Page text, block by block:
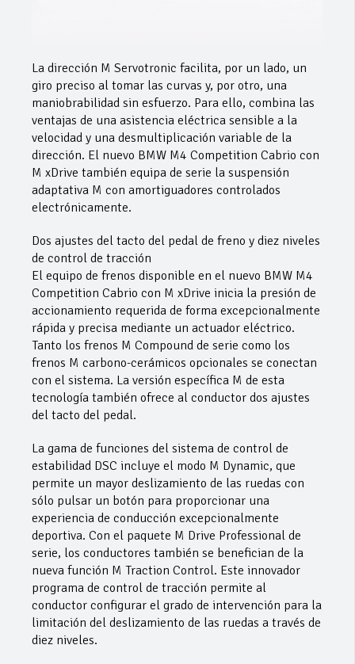
La dirección M Servotronic facilita, por un lado, un
giro preciso al tomar las curvas y, por otro, una
maniobrabilidad sin esfuerzo. Para ello, combina las
ventajas de una asistencia eléctrica sensible a la
velocidad y una desmultiplicación variable de la
dirección. El nuevo BMW M4 Competition Cabrio con
M xDrive también equipa de serie la suspensión
adaptativa M con amortiguadores controlados
electrónicamente.
Dos ajustes del tacto del pedal de freno y diez niveles
de control de tracción
El equipo de frenos disponible en el nuevo BMW M4
Competition Cabrio con M xDrive inicia la presión de
accionamiento requerida de forma excepcionalmente
rápida y precisa mediante un actuador eléctrico.
Tanto los frenos M Compound de serie como los
frenos M carbono-cerámicos opcionales se conectan
con el sistema. La versión específica M de esta
tecnología también ofrece al conductor dos ajustes
del tacto del pedal.
La gama de funciones del sistema de control de
estabilidad DSC incluye el modo M Dynamic, que
permite un mayor deslizamiento de las ruedas con
sólo pulsar un botón para proporcionar una
experiencia de conducción excepcionalmente
deportiva. Con el paquete M Drive Professional de
serie, los conductores también se benefician de la
nueva función M Traction Control. Este innovador
programa de control de tracción permite al
conductor configurar el grado de intervención para la
limitación del deslizamiento de las ruedas a través de
diez niveles.